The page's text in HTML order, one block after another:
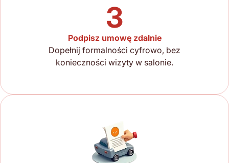
3
Podpisz umowę zdalnie
Dopełnij formalności cyfrowo, bez
konieczności wizyty w salonie.